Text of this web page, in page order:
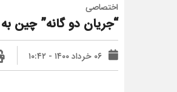
اختصاصی
“جریان ‌دو گانه” چین
۰۶ خرداد ۱۴۰۰ - ۱۰:۴۲